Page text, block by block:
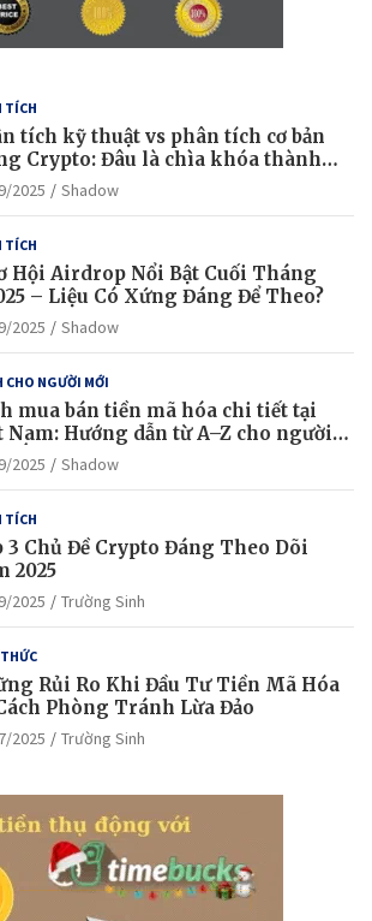
TÍCH
tích kỹ thuật vs phân tích cơ bản
Crypto: Đâu là chìa khóa thành
2025 Shadow
TÍCH
Hội Airdrop Nổi Bật Cuối Tháng
– Liệu Có Xứng Đáng Để Theo?
2025 Shadow
CHO NGƯỜI MỚI
mua bán tiền mã hóa chi tiết tại
Nam: Hướng dẫn từ A–Z cho người
bắt đầu
2025 Shadow
TÍCH
3 Chủ Đề Crypto Đáng Theo Dõi
2025
2025 Trường Sinh
Rủi Ro Khi Đầu Tư Tiền Mã Hóa
Phòng Tránh Lừa Đảo
2025 Trường Sinh